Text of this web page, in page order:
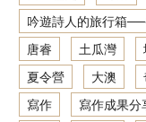
相關連結
吟遊詩人的旅行箱
唐睿
土瓜灣
夏令營
大澳
寫作
寫作成果分